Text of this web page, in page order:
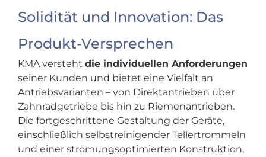
Solidität und Innovation: Das
Produkt-Versprechen
KMA versteht die individuellen Anforderungen
seiner Kunden und bietet eine Vielfalt an
Antriebsvarianten – von Direktantrieben über
Zahnradgetriebe bis hin zu Riemenantrieben.
Die fortgeschrittene Gestaltung der Geräte,
einschließlich selbstreinigender Tellertrommeln
und einer strömungsoptimierten Konstruktion,